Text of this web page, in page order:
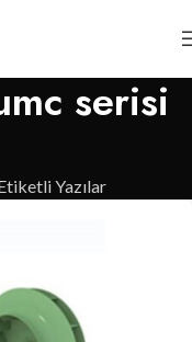
serisi
Yazılar